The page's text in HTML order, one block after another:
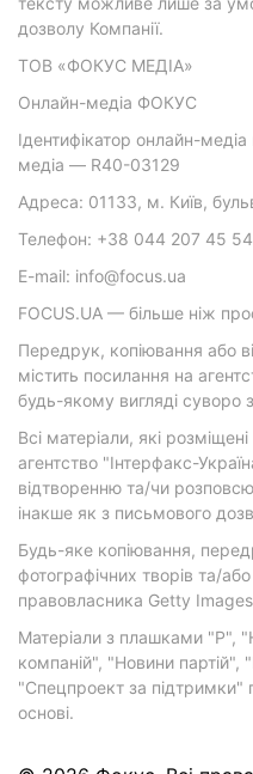
дозволу Компанії.
ТОВ «ФОКУС МЕДІА»
Онлайн-медіа ФОКУС
Ідентифікатор онлайн-медіа
медіа — R40-03129
Адреса: 01133, м. Київ,
Телефон: +38 044 207 45 54
E-mail: info@focus.ua
FOCUS.UA — більше ніж
Передрук, копіювання або
містить посилання на
будь-якому вигляді суворо
Всі матеріали, які
агентство "Інтерфакс-
відтворенню та/чи
інакше як з письмового
Будь-яке копіювання,
фотографічних творів та/або
правовласника Getty
Матеріали з плашками "Р",
компаній", "Новини партій",
"Спецпроект за підтримки"
основі.